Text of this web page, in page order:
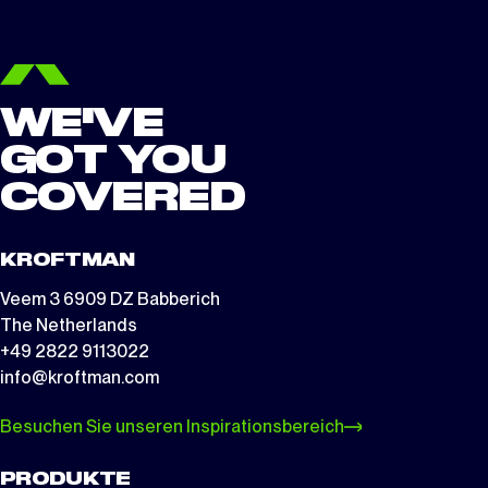
WE'VE
GOT YOU
COVERED
KROFTMAN
Veem 3 6909 DZ Babberich
The Netherlands
+49 2822 9113022
info@kroftman.com
Besuchen Sie unseren Inspirationsbereich
PRODUKTE